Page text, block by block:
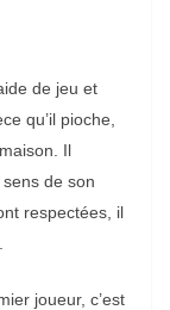
de jeu et
qu’il pioche,
Il
de son
respectées, il
joueur, c’est